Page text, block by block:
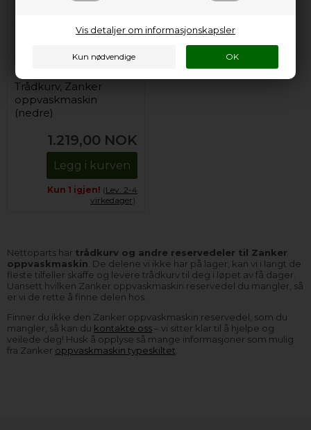
Vis detaljer om informasjonskapsler
Trådkurv, Zanker
oppvaskmaskin
(nedre)
1.219,00 NOK
Legg i kurven
Kun 1 igjen! (Lev. 2-4
virkedager).
Nettoparts har trådkurv og andre reservedeler til Zanker
oppvaskmaskin . De delene vi ikke har på lager, kan vi i langt de
fleste tilfeller skaffe og levere trådkurv til deg i løpet av få dager.
Uansett hvilken Zanker oppvaskmaskin reservedel du mangler, så
er vi de rette å finne delen hos.
Finner du ikke den Zanker oppvaskmaskin reservedel, som du
mangler, så kan du kontakte oss– vi sitter klar til å hjelpe og
veilede deg! Husk å opplyse så mange informasjoner som mulig
fra Zanker oppvaskmaskin typeskiltet